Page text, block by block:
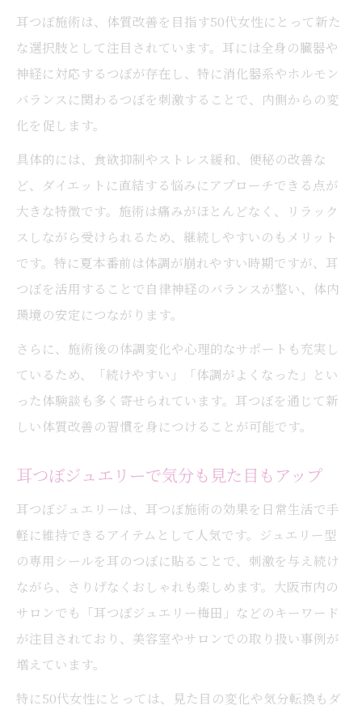
耳つぼ施術は、体質改善を目指す50代女性にとって新た
な選択肢として注目されています。耳には全身の臓器や
神経に対応するつぼが存在し、特に消化器系やホルモン
バランスに関わるつぼを刺激することで、内側からの変
化を促します。
具体的には、食欲抑制やストレス緩和、便秘の改善な
ど、ダイエットに直結する悩みにアプローチできる点が
大きな特徴です。施術は痛みがほとんどなく、リラック
スしながら受けられるため、継続しやすいのもメリット
です。特に夏本番前は体調が崩れやすい時期ですが、耳
つぼを活用することで自律神経のバランスが整い、体内
環境の安定につながります。
さらに、施術後の体調変化や心理的なサポートも充実し
ているため、「続けやすい」「体調がよくなった」とい
った体験談も多く寄せられています。耳つぼを通じて新
しい体質改善の習慣を身につけることが可能です。
耳つぼジュエリーで気分も見た目もアップ
耳つぼジュエリーは、耳つぼ施術の効果を日常生活で手
軽に維持できるアイテムとして人気です。ジュエリー型
の専用シールを耳のつぼに貼ることで、刺激を与え続け
ながら、さりげなくおしゃれも楽しめます。大阪市内の
サロンでも「耳つぼジュエリー梅田」などのキーワード
が注目されており、美容室やサロンでの取り扱い事例が
増えています。
特に50代女性にとっては、見た目の変化や気分転換もダ